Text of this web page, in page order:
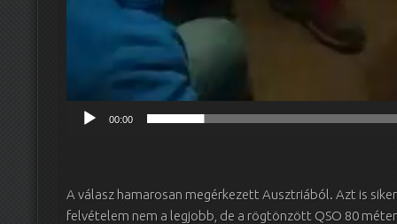
00:00
A válasz hamarosan megérkezett Ausztriából. Azt is
felvételem nem a legjobb, de a rögtönzött QSO 80